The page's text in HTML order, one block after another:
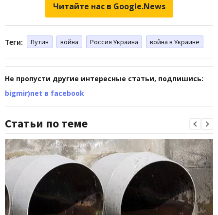
Читайте нас в Google.News
Теги: Путин война Россия Украина война в Украине
Не пропусти другие интересные статьи, подпишись:
bigmir)net в facebook
Статьи по теме